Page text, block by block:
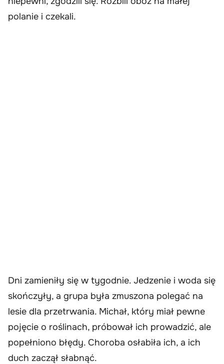
polanie i czekali.
Dni zamieniły się w tygodnie. Jedzenie i woda się
skończyły, a grupa była zmuszona polegać na
lesie dla przetrwania. Michał, który miał pewne
pojęcie o roślinach, próbował ich prowadzić, ale
popełniono błędy. Choroba osłabiła ich, a ich
duch zaczął słabnąć.